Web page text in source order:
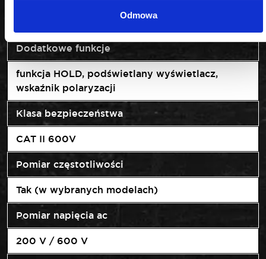
Odmowa
Dodatkowe funkcje
funkcja HOLD, podświetlany wyświetlacz,
wskaźnik polaryzacji
Klasa bezpieczeństwa
CAT II 600V
Pomiar częstotliwości
Tak (w wybranych modelach)
Pomiar napięcia ac
200 V / 600 V